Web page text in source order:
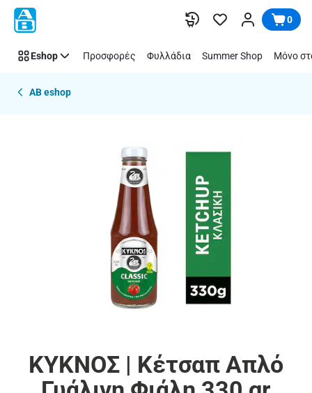
Παράλειψη 0
Eshop Προσφορές Φυλλάδια Summer Shop Μόνο
AB eshop
ΚΥΚΝΟΣ | Κέτσαπ Απλό